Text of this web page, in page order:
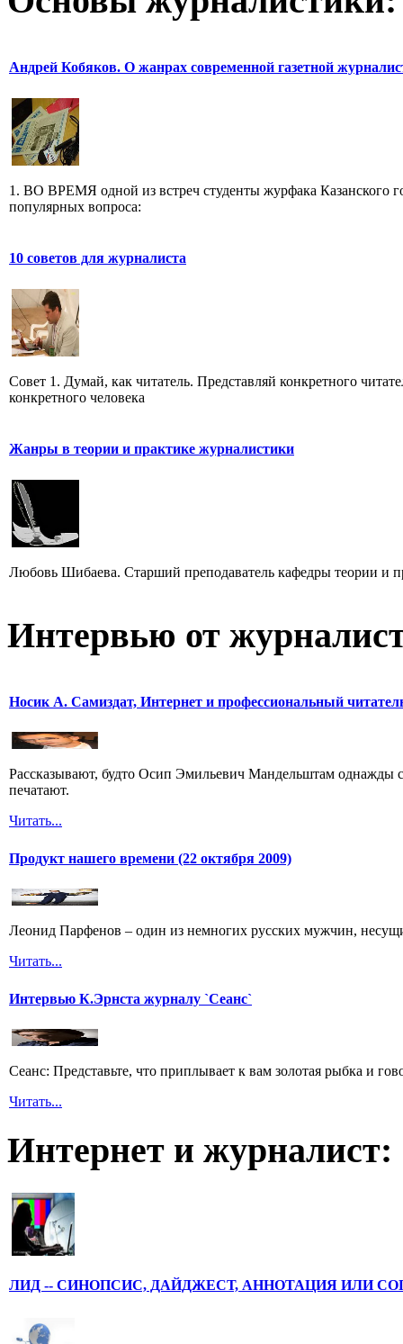
Андрей Кобяков. О жанрах современной газетной
1. ВО ВРЕМЯ одной из встреч студенты журфака Казанского
популярных вопроса:
10 советов для журналиста
Совет 1. Думай, как читатель. Представляй конкретного
конкретного человека
Жанры в теории и практике журналистики
Любовь Шибаева. Старший преподаватель кафедры теории и
Интервью от
Носик А. Самиздат, Интернет и профессиональный
Рассказывают, будто Осип Эмильевич Мандельштам однажды
печатают.
Читать...
Продукт нашего времени (22 октября 2009)
Леонид Парфенов – один из немногих русских мужчин,
Читать...
Интервью К.Эрнста журналу `Сеанс`
Сеанс: Представьте, что приплывает к вам золотая рыбка и
Читать...
Интернет и журналист:
ЛИД -- СИНОПСИС, ДАЙДЖЕСТ, АННОТАЦИЯ ИЛИ